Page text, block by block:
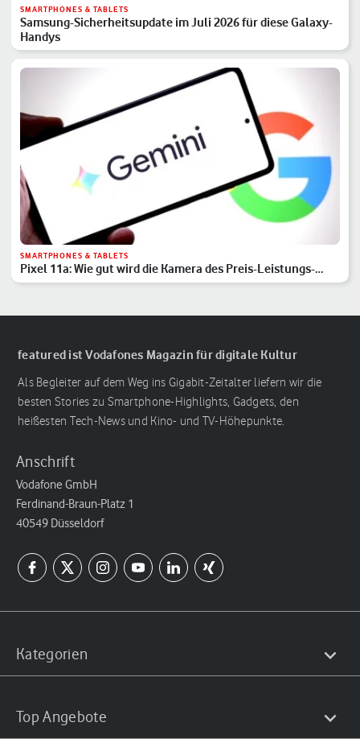
SMARTPHONES & TABLETS
Samsung-Sicherheitsupdate im Juli 2026 für diese Galaxy-
Handys
SMARTPHONES & TABLETS
Pixel 11a: Wie gut wird die Kamera des Preis-Leistungs-
Hits?
featured ist Vodafones Magazin für digitale Kultur
Als Begleiter auf dem Weg ins Gigabit-Zeitalter liefern wir die
besten Stories zu Smartphone-Highlights, Gadgets, den
heißesten Tech-News und Kino- und TV-Höhepunkte.
Anschrift
Vodafone GmbH
Ferdinand-Braun-Platz 1
40549 Düsseldorf
Kategorien
Top Angebote